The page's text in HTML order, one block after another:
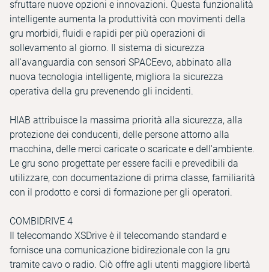
sfruttare nuove opzioni e innovazioni. Questa funzionalità
intelligente aumenta la produttività con movimenti della
gru morbidi, fluidi e rapidi per più operazioni di
sollevamento al giorno. Il sistema di sicurezza
all'avanguardia con sensori SPACEevo, abbinato alla
nuova tecnologia intelligente, migliora la sicurezza
operativa della gru prevenendo gli incidenti.
HIAB attribuisce la massima priorità alla sicurezza, alla
protezione dei conducenti, delle persone attorno alla
macchina, delle merci caricate o scaricate e dell'ambiente.
Le gru sono progettate per essere facili e prevedibili da
utilizzare, con documentazione di prima classe, familiarità
con il prodotto e corsi di formazione per gli operatori.
COMBIDRIVE 4
Il telecomando XSDrive è il telecomando standard e
fornisce una comunicazione bidirezionale con la gru
tramite cavo o radio. Ciò offre agli utenti maggiore libertà